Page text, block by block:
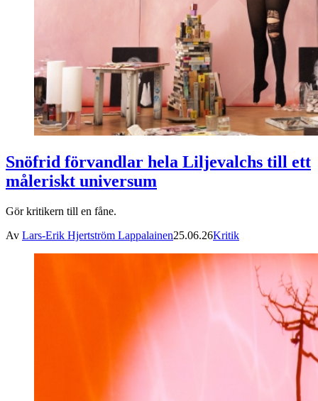
Snöfrid förvandlar hela Liljevalchs till ett
måleriskt universum
Gör kritikern till en fåne.
Av Lars-Erik Hjertström Lappalainen25.06.26Kritik